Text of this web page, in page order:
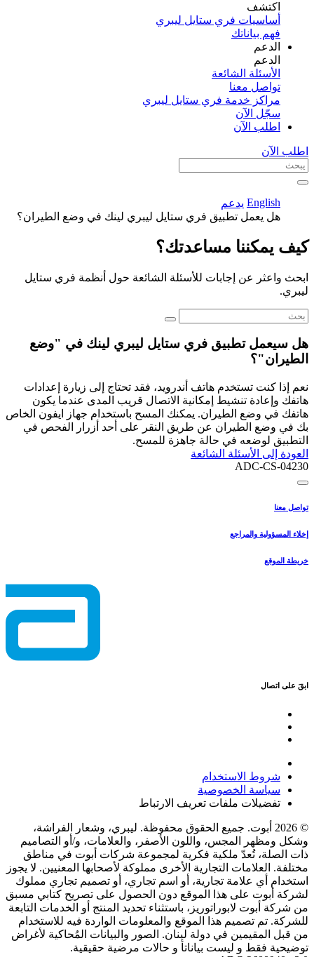
اكتشف​
أساسيات فري ستايل ليبري
فهم بياناتك
الدعم
الدعم
الأسئلة الشائعة
تواصل معنا
مراكز خدمة فري ستايل ليبري
سجّل الآن​
اطلب الآن
اطلب الآن
English يدعم
هل يعمل تطبيق فري ستايل ليبري لينك في وضع الطيران؟
كيف يمكننا مساعدتك؟
ابحث واعثر عن إجابات للأسئلة الشائعة حول أنظمة فري ستايل
ليبري.
هل سيعمل تطبيق فري ستايل ليبري لينك في "وضع
الطيران"؟
نعم إذا كنت تستخدم هاتف أندرويد، فقد تحتاج إلى زيارة إعدادات
هاتفك وإعادة تنشيط إمكانية الاتصال قريب المدى عندما يكون
هاتفك في وضع الطيران. يمكنك المسح باستخدام جهاز ايفون الخاص
بك في وضع الطيران عن طريق النقر على أحد أزرار الفحص في
التطبيق لوضعه في حالة جاهزة للمسح.
العودة إلى الأسئلة الشائعة
ADC-CS-04230
تواصل معنا
إخلاء المسؤولية والمراجع
خريطة الموقع
ابقَ على اتصال
شروط الاستخدام
سياسة الخصوصية
تفضيلات ملفات تعريف الارتباط
© 2026 أبوت. جميع الحقوق محفوظة. ليبري، وشعار الفراشة،
وشكل ومظهر المجس، واللون الأصفر، والعلامات، و/أو التصاميم
ذات الصلة، تُعدّ ملكية فكرية لمجموعة شركات أبوت في مناطق
مختلفة. العلامات التجارية الأخرى مملوكة لأصحابها المعنيين. لا يجوز
استخدام أي علامة تجارية، أو اسم تجاري، أو تصميم تجاري مملوك
لشركة أبوت على هذا الموقع دون الحصول على تصريح كتابي مسبق
من شركة أبوت لابوراتوريز، باستثناء تحديد المنتج أو الخدمات التابعة
للشركة. تم تصميم هذا الموقع والمعلومات الواردة فيه للاستخدام
من قبل المقيمين في دولة لبنان. الصور والبيانات المُحاكية لأغراض
توضيحية فقط و ليست بياناتأ و حالات مرضية حقيقية.